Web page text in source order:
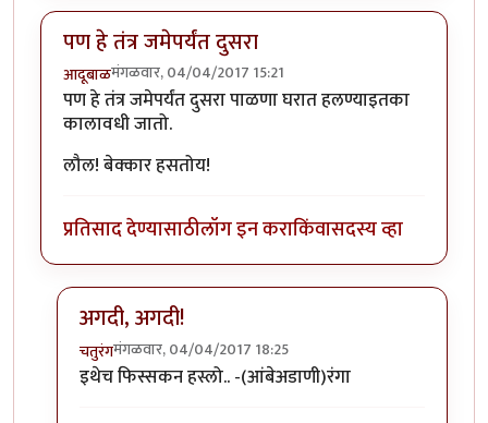
पण हे तंत्र जमेपर्यंत दुसरा
आदूबाळमंगळवार, 04/04/2017 15:21
पण हे तंत्र जमेपर्यंत दुसरा पाळणा घरात हलण्याइतका
कालावधी जातो.
लौल! बेक्कार हसतोय!
प्रतिसाद देण्यासाठीलॉग इन कराकिंवासदस्य व्हा
अगदी, अगदी!
चतुरंगमंगळवार, 04/04/2017 18:25
In reply toपण हे तंत्र जमेपर्यंत दुसराby
इथेच फिस्सकन हस्लो.. -(आंबेअडाणी)रंगा